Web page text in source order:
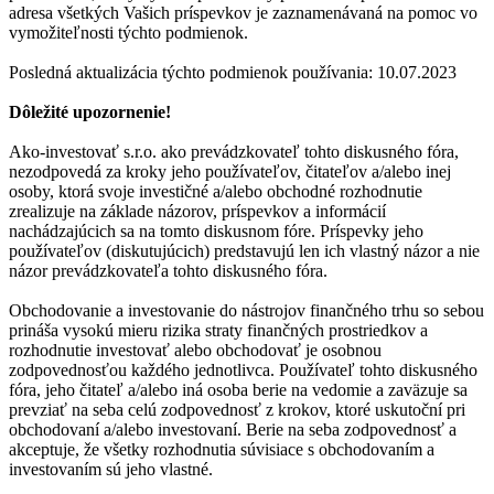
adresa všetkých Vašich príspevkov je zaznamenávaná na pomoc vo
vymožiteľnosti týchto podmienok.
Posledná aktualizácia týchto podmienok používania: 10.07.2023
Dôležité upozornenie!
Ako-investovať s.r.o. ako prevádzkovateľ tohto diskusného fóra,
nezodpovedá za kroky jeho používateľov, čitateľov a/alebo inej
osoby, ktorá svoje investičné a/alebo obchodné rozhodnutie
zrealizuje na základe názorov, príspevkov a informácií
nachádzajúcich sa na tomto diskusnom fóre. Príspevky jeho
používateľov (diskutujúcich) predstavujú len ich vlastný názor a nie
názor prevádzkovateľa tohto diskusného fóra.
Obchodovanie a investovanie do nástrojov finančného trhu so sebou
prináša vysokú mieru rizika straty finančných prostriedkov a
rozhodnutie investovať alebo obchodovať je osobnou
zodpovednosťou každého jednotlivca. Používateľ tohto diskusného
fóra, jeho čitateľ a/alebo iná osoba berie na vedomie a zaväzuje sa
prevziať na seba celú zodpovednosť z krokov, ktoré uskutoční pri
obchodovaní a/alebo investovaní. Berie na seba zodpovednosť a
akceptuje, že všetky rozhodnutia súvisiace s obchodovaním a
investovaním sú jeho vlastné.